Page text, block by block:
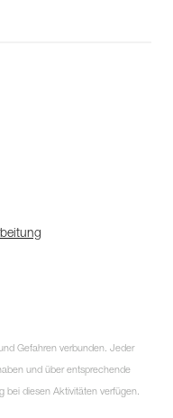
Gefahren verbunden. Jeder
und über entsprechende
bei diesen Aktivitäten verfügen.